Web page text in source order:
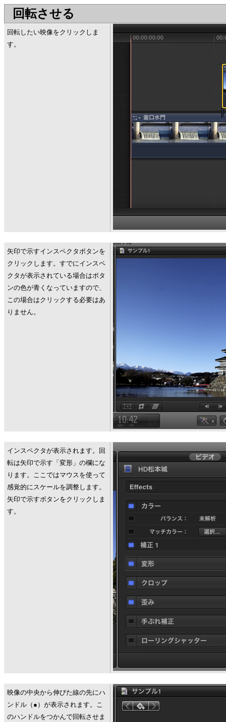
回転させる
回転したい映像をクリックしま
す。
矢印で示すインスペクタボタンを
クリックします。すでにインスペ
クタが表示されている場合はボタ
ンの色が青くなっていますので、
この場合はクリックする必要はあ
りません。
インスペクタが表示されます。回
転は矢印で示す「変形」の欄にな
ります。ここではマウスを使って
感覚的にスケールを調整します。
矢印で示すボタンをクリックしま
す。
映像の中央から伸びた線の先にハ
ンドル（●）が表示されます。こ
のハンドルをつかんで回転させま